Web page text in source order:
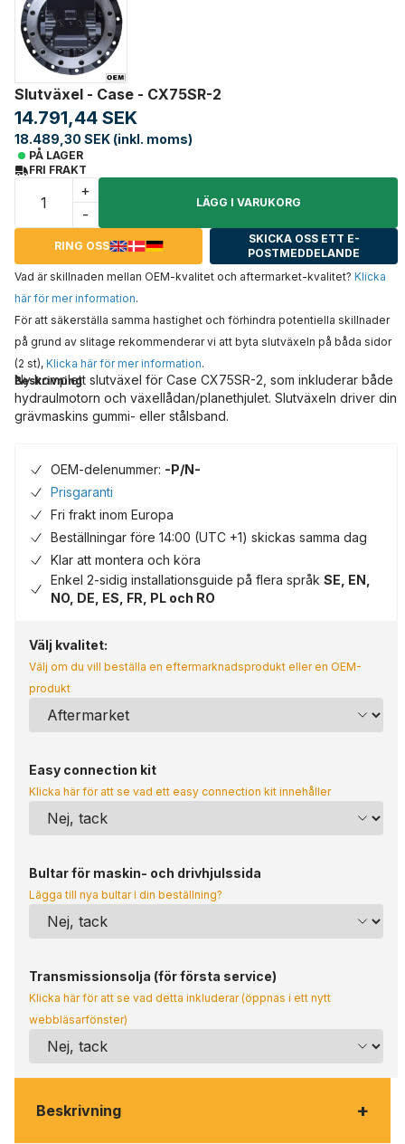
Slutväxel - Case - CX75SR-2
14.791,44 SEK
18.489,30 SEK (inkl. moms)
PÅ LAGER
FRI FRAKT
+
-
LÄGG I VARUKORG
RING OSS
SKICKA OSS ETT E-
POSTMEDDELANDE
Vad är skillnaden mellan OEM-kvalitet och aftermarket-kvalitet? Klicka
här för mer information.
För att säkerställa samma hastighet och förhindra potentiella skillnader
på grund av slitage rekommenderar vi att byta slutväxeln på båda sidor
(2 st), Klicka här för mer information.
Beskrivning
Ny komplett slutväxel för Case CX75SR-2, som inkluderar både
hydraulmotorn och växellådan/planethjulet. Slutväxeln driver din
grävmaskins gummi- eller stålsband.
OEM-delenummer: -P/N-
Prisgaranti
Fri frakt inom Europa
Beställningar före 14:00 (UTC +1) skickas samma dag
Klar att montera och köra
Enkel 2-sidig installationsguide på flera språk SE, EN,
NO, DE, ES, FR, PL och RO
Välj kvalitet:
Välj om du vill beställa en eftermarknadsprodukt eller en OEM-
produkt
Easy connection kit
Klicka här för att se vad ett easy connection kit innehåller
Bultar för maskin- och drivhjulssida
Lägga till nya bultar i din beställning?
Transmissionsolja (för första service)
Klicka här för att se vad detta inkluderar (öppnas i ett nytt
webbläsarfönster)
Beskrivning +